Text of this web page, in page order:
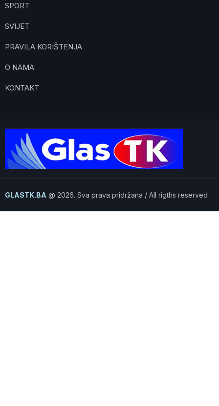
SPORT
SVIJET
PRAVILA KORIŠTENJA
O NAMA
KONTAKT
GLASTK.BA @ 2026. Sva prava pridržana / All rigths reserved